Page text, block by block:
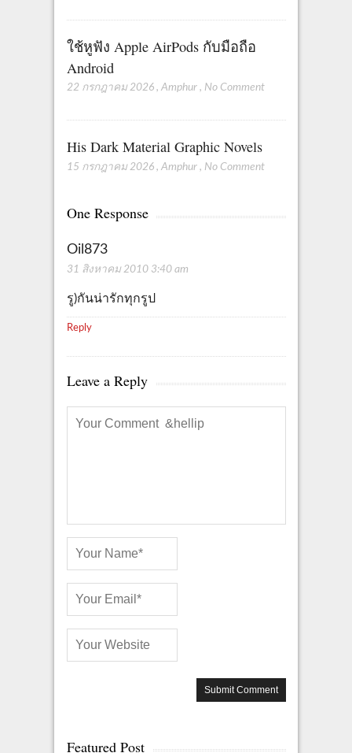
ใช้หูฟัง Apple AirPods กับมือถือ
Android
22 กรกฎาคม 2026 , Amphur , No Comment
His Dark Material Graphic Novels
15 กรกฎาคม 2026 , Amphur , No Comment
One Response
Oil873
31 สิงหาคม 2010 3:40 am
รู)กันน่ารักทุกรูป
Reply
Leave a Reply
Featured Post